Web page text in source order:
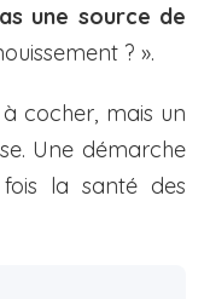
une source de
? ».
cocher, mais un
Une démarche
la santé des